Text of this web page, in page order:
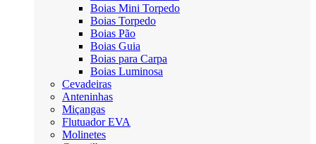
Boias Mini Torpedo
Boias Torpedo
Boias Pão
Boias Guia
Boias para Carpa
Boias Luminosa
Cevadeiras
Anteninhas
Miçangas
Flutuador EVA
Molinetes